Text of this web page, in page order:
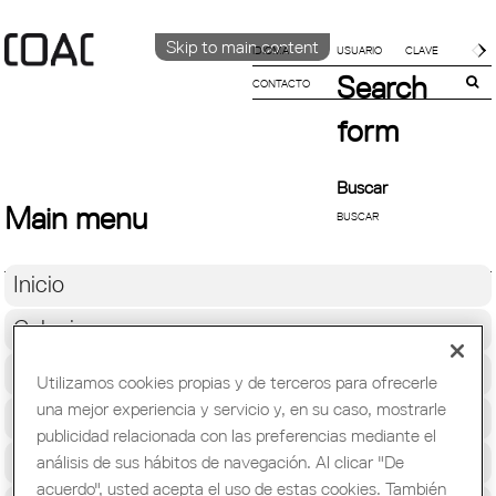
Skip to main content
IDIOMA
CATALÀ
CONTACTO
Search
form
Buscar
Main menu
Inicio
Colegio
Soporte Profesional
Formación y Ocupación
Cultura
Utilizamos cookies propias y de terceros para ofrecerle
una mejor experiencia y servicio y, en su caso, mostrarle
publicidad relacionada con las preferencias mediante el
análisis de sus hábitos de navegación. Al clicar "De
acuerdo", usted acepta el uso de estas cookies. También